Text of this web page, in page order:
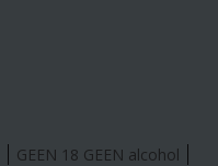
GEEN 18 GEEN alcohol